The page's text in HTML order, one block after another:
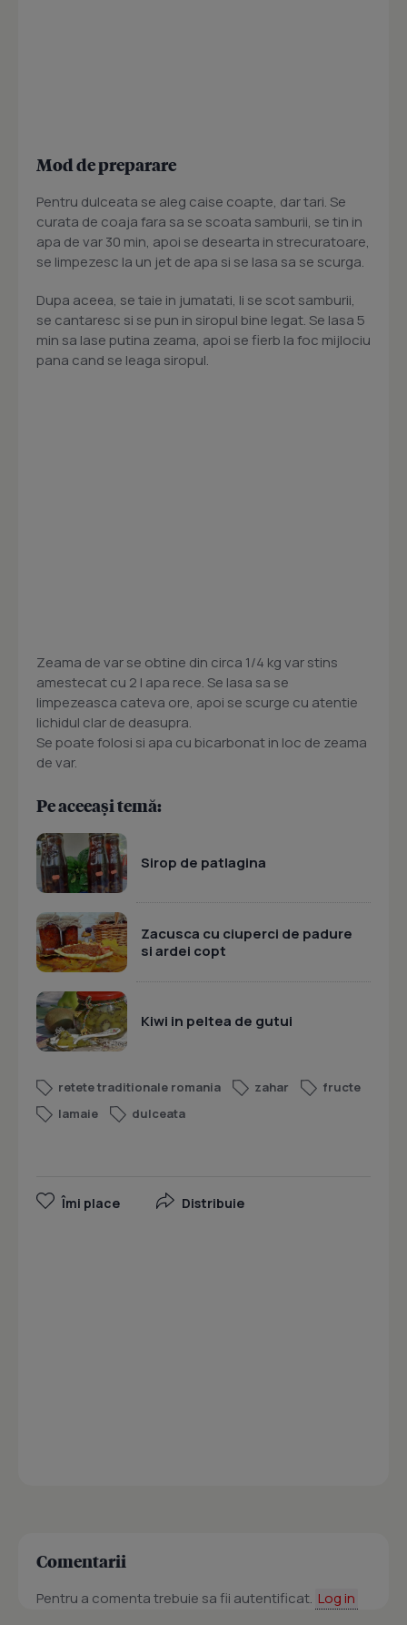
Mod de preparare
Pentru dulceata se aleg caise coapte, dar tari. Se
curata de coaja fara sa se scoata samburii, se tin in
apa de var 30 min, apoi se desearta in strecuratoare,
se limpezesc la un jet de apa si se lasa sa se scurga.
Dupa aceea, se taie in jumatati, li se scot samburii,
se cantaresc si se pun in siropul bine legat. Se lasa 5
min sa lase putina zeama, apoi se fierb la foc mijlociu
pana cand se leaga siropul.
Zeama de var se obtine din circa 1/4 kg var stins
amestecat cu 2 l apa rece. Se lasa sa se
limpezeasca cateva ore, apoi se scurge cu atentie
lichidul clar de deasupra.
Se poate folosi si apa cu bicarbonat in loc de zeama
de var.
Pe aceeași temă:
Sirop de patlagina
Zacusca cu ciuperci de padure
si ardei copt
Kiwi in peltea de gutui
retete traditionale romania zahar
fructe
lamaie
dulceata
Îmi place Distribuie
Comentarii
Pentru a comenta trebuie sa fii autentificat. Log in